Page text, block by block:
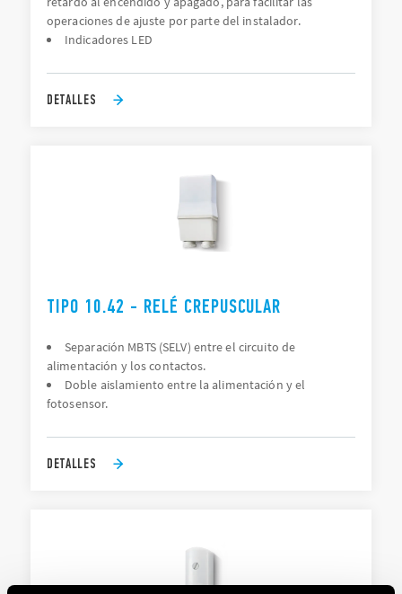
operaciones de ajuste por parte del instalador.
Indicadores LED
DETALLES
TIPO 10.42 - RELÉ CREPUSCULAR
Separación MBTS (SELV) entre el circuito de
alimentación y los contactos.
Doble aislamiento entre la alimentación y el
fotosensor.
DETALLES